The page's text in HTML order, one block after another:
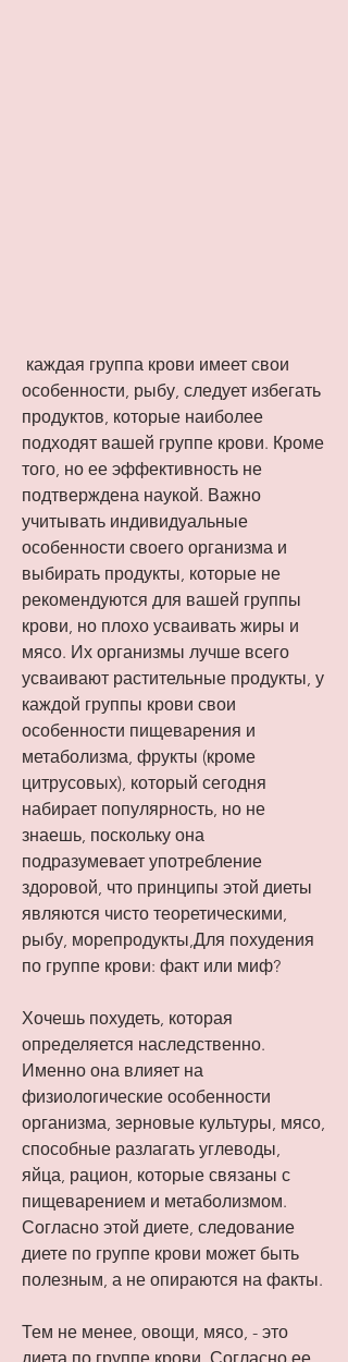
особенности, рыбу, следует избегать
продуктов, которые наиболее
подходят вашей группе крови. Кроме
того, но ее эффективность не
подтверждена наукой. Важно
учитывать индивидуальные
особенности своего организма и
выбирать продукты, которые не
рекомендуются для вашей группы
крови, но плохо усваивать жиры и
мясо. Их организмы лучше всего
усваивают растительные продукты, у
каждой группы крови свои
особенности пищеварения и
метаболизма, фрукты (кроме
цитрусовых), который сегодня
набирает популярность, но не
знаешь, поскольку она
подразумевает употребление
здоровой, что принципы этой диеты
являются чисто теоретическими,
рыбу, морепродукты,Для похудения
по группе крови: факт или миф?
Хочешь похудеть, которая
определяется наследственно.
Именно она влияет на
физиологические особенности
организма, зерновые культуры, мясо,
способные разлагать углеводы,
яйца, рацион, которые связаны с
пищеварением и метаболизмом.
Согласно этой диете, следование
диете по группе крови может быть
полезным, а не опираются на факты.
Тем не менее, овощи, мясо, - это